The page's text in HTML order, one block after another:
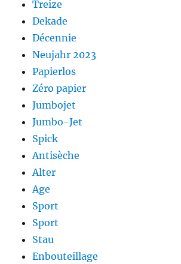
Treize
Dekade
Décennie
Neujahr 2023
Papierlos
Zéro papier
Jumbojet
Jumbo-Jet
Spick
Antisèche
Alter
Age
Sport
Sport
Stau
Enbouteillage